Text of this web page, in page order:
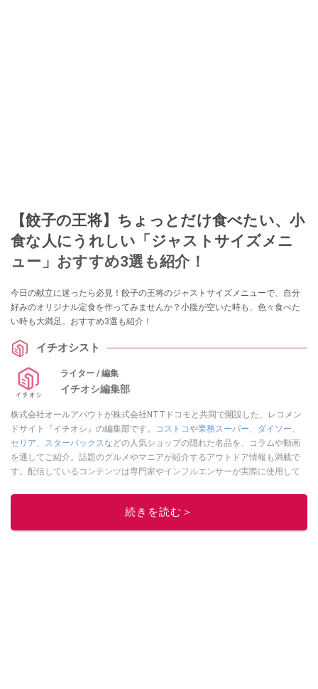
【餃子の王将】ちょっとだけ食べたい、小
食な人にうれしい「ジャストサイズメニ
ュー」おすすめ3選も紹介！
今日の献立に迷ったら必見！餃子の王将のジャストサイズメニューで、自分
好みのオリジナル定食を作ってみませんか？小腹が空いた時も、色々食べた
い時も大満足。おすすめ3選も紹介！
イチオシスト
ライター / 編集
イチオシ編集部
株式会社オールアバウトが株式会社NTTドコモと共同で開設した、レコメン
ドサイト『イチオシ』の編集部です。
コストコや業務スーパー ダイソー
セリア
スターバックス などの人気ショップの隠れた名品を、コラムや動画
を通してご紹介。話題のグルメやマニアが紹介するアウトドア情報も満載で
す。配信しているコンテンツは専門家やインフルエンサーが実際に使用して
ニュースでフォロー
続きを読む＞